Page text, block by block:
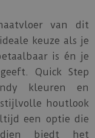
van dit
keuze als je
is én je
Quick Step
kleuren en
houtlook
een optie die
biedt het